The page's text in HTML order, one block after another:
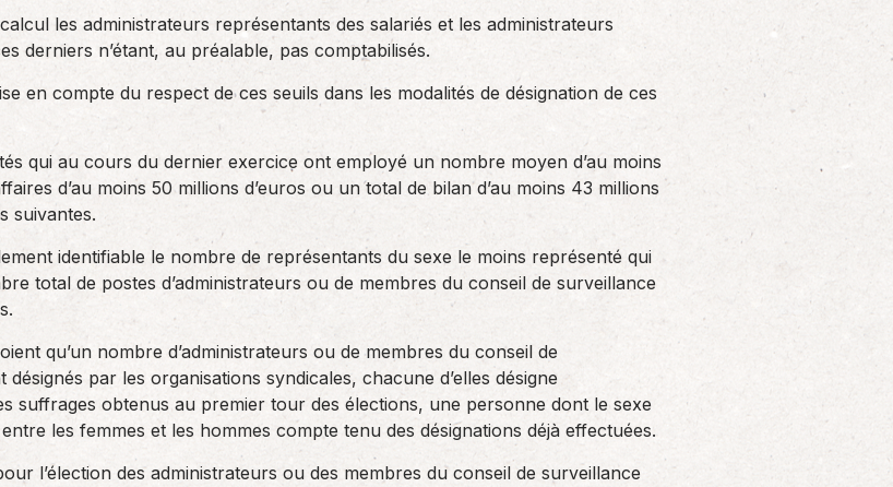
les administrateurs représentants des salariés et les administrateurs
derniers n’étant, au préalable, pas comptabilisés.
en compte du respect de ces seuils dans les modalités de désignation de ces
qui au cours du dernier exercice ont employé un nombre moyen d’au moins
d’au moins 50 millions d’euros ou un total de bilan d’au moins 43 millions
suivantes.
identifiable le nombre de représentants du sexe le moins représenté qui
total de postes d’administrateurs ou de membres du conseil de surveillance
qu’un nombre d’administrateurs ou de membres du conseil de
par les organisations syndicales, chacune d’elles désigne
suffrages obtenus au premier tour des élections, une personne dont le sexe
les femmes et les hommes compte tenu des désignations déjà effectuées.
l’élection des administrateurs ou des membres du conseil de surveillance